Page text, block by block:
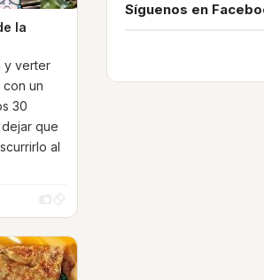
la
y verter
con un
30
que
al
Síguenos en